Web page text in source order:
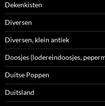
Dekenkisten
Diversen
Diversen, klein antiek
Doosjes (lodereindoosjes,
Duitse Poppen
Duitsland